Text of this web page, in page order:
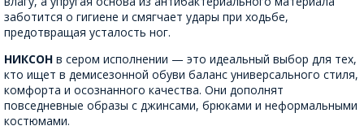
заботится о гигиене и смягчает удары при ходьбе,
предотвращая усталость ног.
НИКСОН в сером исполнении — это идеальный выбор для тех,
кто ищет в демисезонной обуви баланс универсального стиля,
комфорта и осознанного качества. Они дополнят
повседневные образы с джинсами, брюками и неформальными
костюмами.